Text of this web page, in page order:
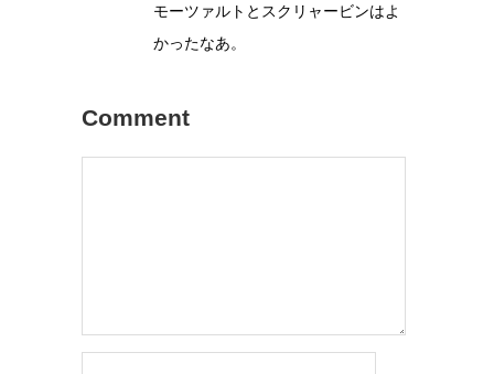
モーツァルトとスクリャービンはよ
かったなあ。
Comment